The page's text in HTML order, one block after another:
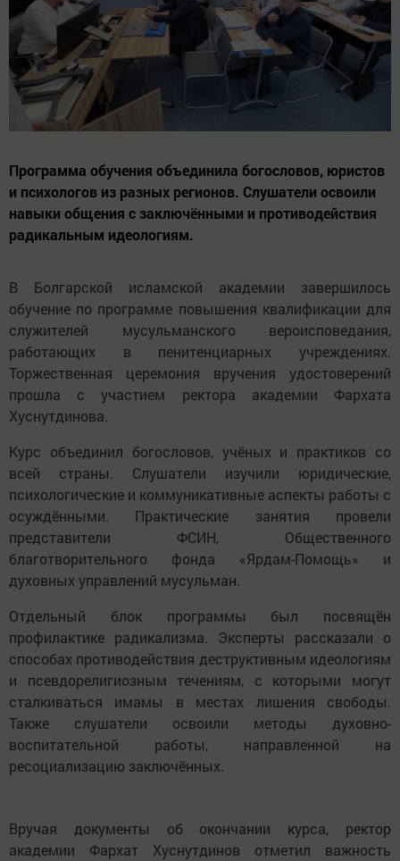
Программа обучения объединила богословов, юристов
и психологов из разных регионов. Слушатели освоили
навыки общения с заключёнными и противодействия
радикальным идеологиям.
В Болгарской исламской академии завершилось
обучение по программе повышения квалификации для
служителей мусульманского вероисповедания,
работающих в пенитенциарных учреждениях.
Торжественная церемония вручения удостоверений
прошла с участием ректора академии Фархата
Хуснутдинова.
Курс объединил богословов, учёных и практиков со
всей страны. Слушатели изучили юридические,
психологические и коммуникативные аспекты работы с
осуждёнными. Практические занятия провели
представители ФСИН, Общественного
благотворительного фонда «Ярдам-Помощь» и
духовных управлений мусульман.
Отдельный блок программы был посвящён
профилактике радикализма. Эксперты рассказали о
способах противодействия деструктивным идеологиям
и псевдорелигиозным течениям, с которыми могут
сталкиваться имамы в местах лишения свободы.
Также слушатели освоили методы духовно-
воспитательной работы, направленной на
ресоциализацию заключённых.
Вручая документы об окончании курса, ректор
академии Фархат Хуснутдинов отметил важность